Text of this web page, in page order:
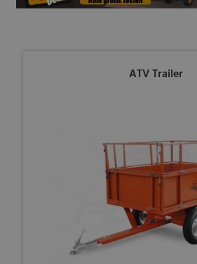
ATV Trailer